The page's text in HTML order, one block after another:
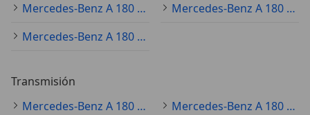
Mercedes-Benz A 180 azul
Mercedes-Benz A 180 plateado
Mercedes-Benz A 180 amarillo
Transmisión
Mercedes-Benz A 180 automático
Mercedes-Benz A 180 manual